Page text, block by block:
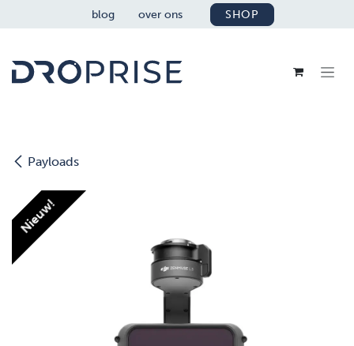
OVERSLAAN NAAR INHOUD
blog over ons SHOP
Payloads
Nieuw!